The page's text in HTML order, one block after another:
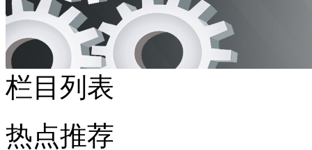
栏目列表
热点推荐